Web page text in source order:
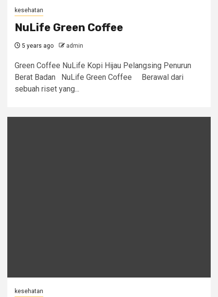
kesehatan
NuLife Green Coffee
5 years ago admin
Green Coffee NuLife Kopi Hijau Pelangsing Penurun
Berat Badan NuLife Green Coffee Berawal dari
sebuah riset yang...
kesehatan